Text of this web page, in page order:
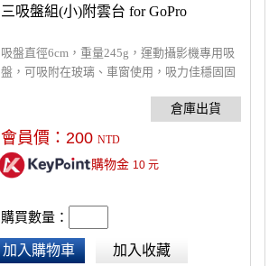
三吸盤組(小)附雲台 for GoPro
吸盤直徑6cm，重量245g，運動攝影機專用吸
盤，可吸附在玻璃、車窗使用，吸力佳穩固固
會員價： 200 NTD
購物金 10 元
購買數量：
加入購物車 加入收藏